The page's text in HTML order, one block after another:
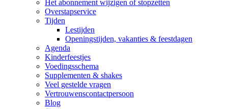
Het abonnement wijzigen of stopzetten
Overstapservice
Tijden
Lestijden
Openingstijden, vakanties & feestdagen
Agenda
Kinderfeestjes
Voedingsschema
Supplementen & shakes
Veel gestelde vragen
Vertrouwenscontactpersoon
Blog